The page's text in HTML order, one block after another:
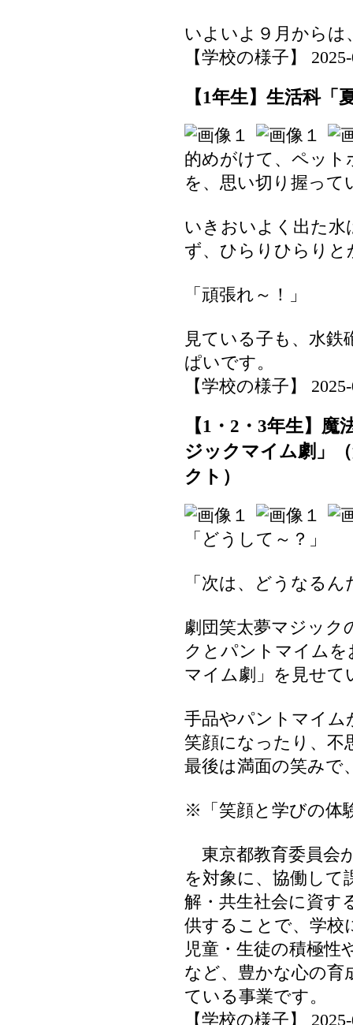
いよいよ９月からは
【学校の様子】
【1年生】生活科「
的めがけて、ペッ
を、思い切り握って
いきおいよく出た水
ず、ひらりひらり
「頑張れ～！」
見ている子も、水
ぱいです。
【学校の様子】
【1・2・3年生】
ジックマイム劇」
クト）
「どうして～？」
「次は、どうなる
劇団笑太夢マジック
クとパントマイム
マイム劇」を見せて
手品やパントマイム
笑顔になったり、不
最後は満面の笑みで
※「笑顔と学びの体
東京都教育委員会
を対象に、協働して
解・共生社会に資す
供することで、学校
児童・生徒の積極性
など、豊かな心の育
ている事業です。
【学校の様子】